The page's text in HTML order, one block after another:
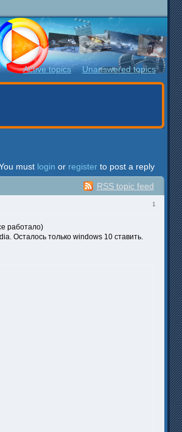
Active topics Unanswered topics
must login or register to post a reply
RSS topic feed
1
работало)
Осталось только windows 10 ставить.